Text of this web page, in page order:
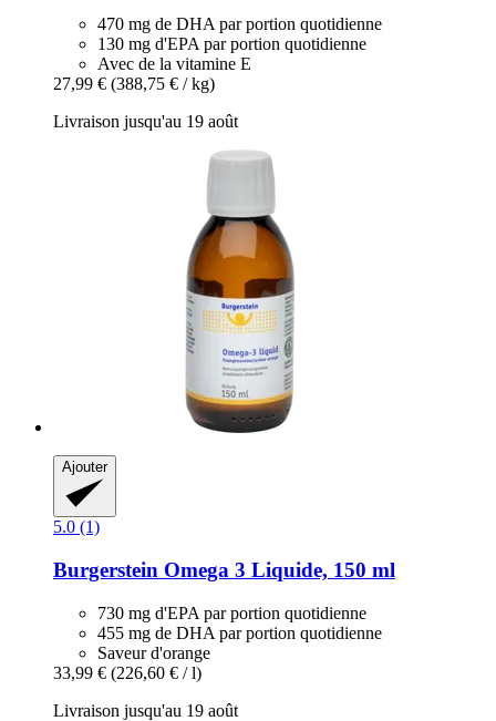
470 mg de DHA par portion quotidienne
130 mg d'EPA par portion quotidienne
Avec de la vitamine E
27,99 € (388,75 € / kg)
Livraison jusqu'au 19 août
Ajouter
5.0 (1)
Burgerstein Omega 3 Liquide, 150 ml
730 mg d'EPA par portion quotidienne
455 mg de DHA par portion quotidienne
Saveur d'orange
33,99 € (226,60 € / l)
Livraison jusqu'au 19 août